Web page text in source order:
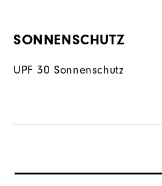
SONNENSCHUTZ
UPF 30 Sonnenschutz